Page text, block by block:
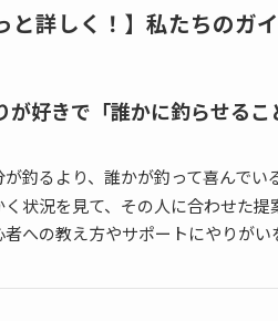
と詳しく！】 私たちのガ
好きで「誰かに釣らせるこ
が釣るより、誰かが釣って喜んでい
く状況を見て、その人に合わせた提
者への教え方やサポートにやりがい